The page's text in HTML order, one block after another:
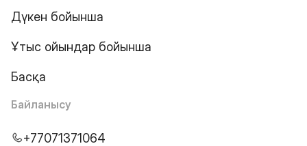
Дүкен бойынша
Ұтыс ойындар бойынша
Басқа
Байланысу
+77071371064